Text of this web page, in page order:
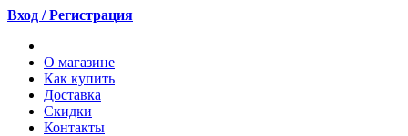
Вход / Регистрация
О магазине
Как купить
Доставка
Скидки
Контакты